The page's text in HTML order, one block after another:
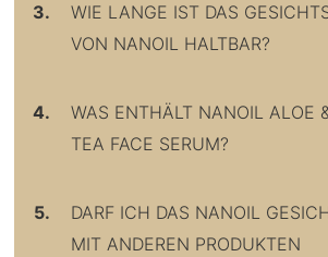
3.
WIE LANGE IST DAS
VON NANOIL HALTBAR?
4.
WAS ENTHÄLT NANOIL ALOE
TEA FACE SERUM?
5.
DARF ICH DAS NANOIL
MIT ANDEREN PRODUKTEN